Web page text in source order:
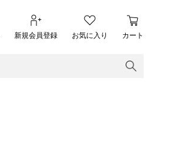
新規会員登録 お気に入り カート